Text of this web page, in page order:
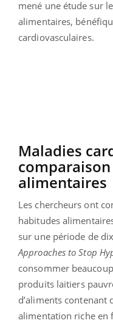
mené une étude sur
alimentaires,
cardiovasculaires.
Maladies
alimentaires
Les chercheurs ont
habitudes
sur une période de
Approaches to Stop
consommer
produits laitiers
d’aliments contenant
alimentation riche en